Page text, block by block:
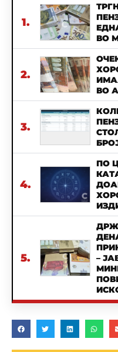
1.
ВО
2.
ВО
3.
4.
ПО
5.
–